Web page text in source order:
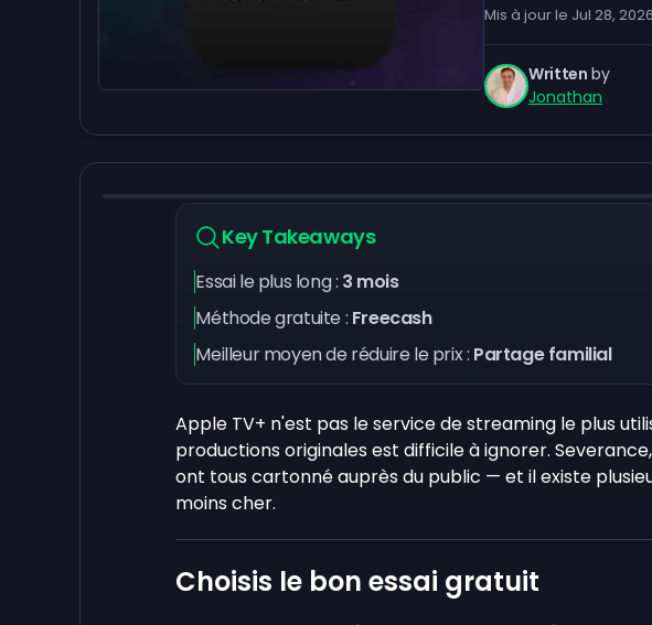
Mis à jour le Jul 28, 2026
Written by
Jonathan
Key Takeaways
Essai le plus long : 3 mois
Méthode gratuite : Freecash
Meilleur moyen de réduire le prix : Partage familial
Apple TV+ n'est pas le service de streaming le plus
productions originales est difficile à ignorer. Severance,
ont tous cartonné auprès du public — et il existe
moins cher.
Choisis le bon essai gratuit